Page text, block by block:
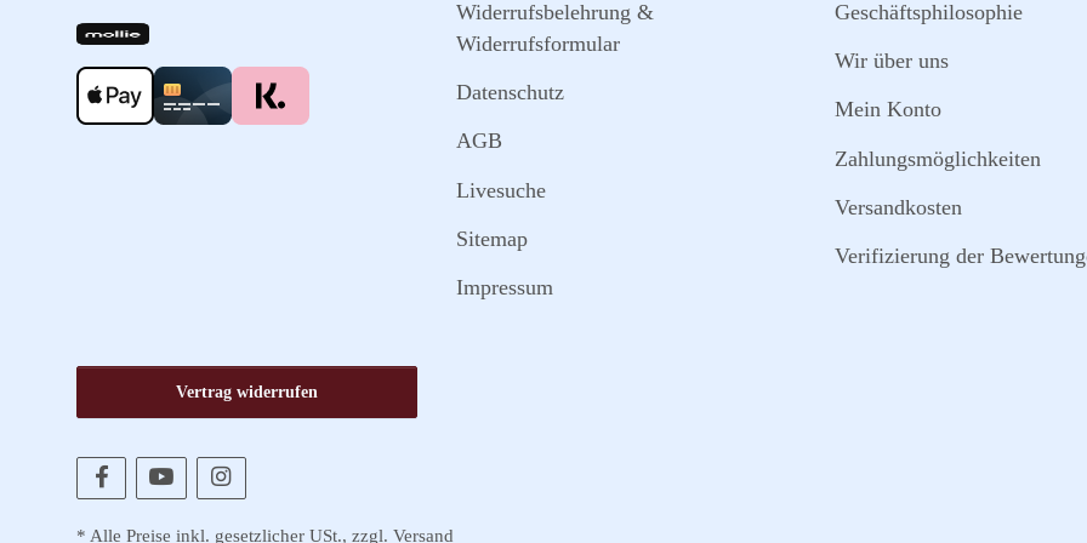
Widerrufsbelehrung &
Widerrufsformular
Datenschutz
AGB
Livesuche
Sitemap
Impressum
Geschäftsphilosophie
Wir über uns
Mein Konto
Zahlungsmöglichkeiten
Versandkosten
Verifizierung der
Vertrag widerrufen
* Alle Preise inkl. gesetzlicher USt., zzgl. Versand